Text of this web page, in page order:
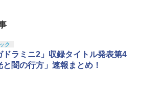
ク
ドラミニ2」収録タイトル発表第4
と闇の行方」速報まとめ！